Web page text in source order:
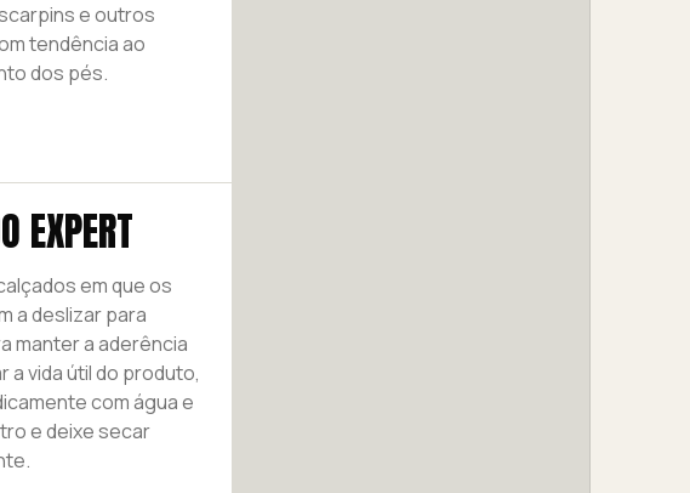
e outros
tendência ao
dos pés.
EXPERT
em que os
a deslizar para
manter a aderência
a vida útil do produto,
com água e
e deixe secar